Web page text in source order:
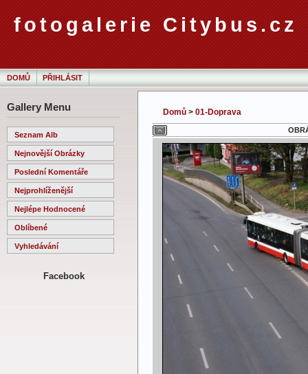
fotogalerie Citybus.cz
DOMŮ PŘIHLÁSIT
Gallery Menu
Seznam Alb
Nejnovější Obrázky
Poslední Komentáře
Nejprohlíženější
Nejlépe Hodnocené
Oblíbené
Vyhledávání
Facebook
Domů > 01-Doprava